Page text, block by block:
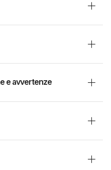
e avvertenze